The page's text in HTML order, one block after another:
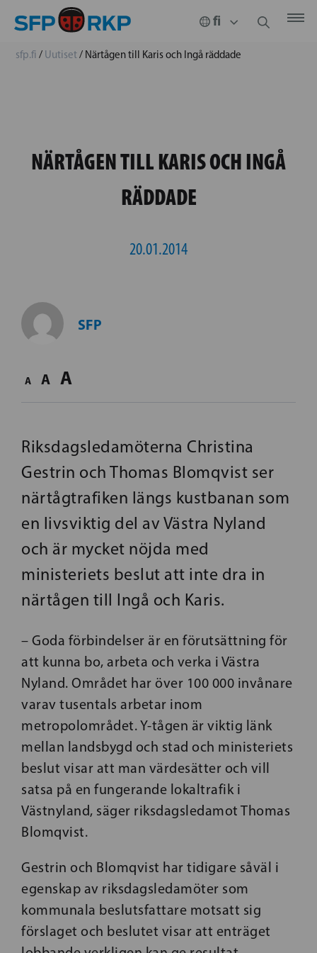
sfp.fi / Uutiset/ Närtågen till Karis och Ingå räddade
NÄRTÅGEN TILL KARIS OCH INGÅ
RÄDDADE
20.01.2014
SFP
A A A
Riksdagsledamöterna Christina
Gestrin och Thomas Blomqvist ser
närtågtrafiken längs kustbanan som
en livsviktig del av Västra Nyland
och är mycket nöjda med
ministeriets beslut att inte dra in
närtågen till Ingå och Karis.
– Goda förbindelser är en förutsättning för
att kunna bo, arbeta och verka i Västra
Nyland. Området har över 100 000 invånare
varav tusentals arbetar inom
metropolområdet. Y-tågen är viktig länk
mellan landsbygd och stad och ministeriets
beslut visar att man värdesätter och vill
satsa på en fungerande lokaltrafik i
Västnyland, säger riksdagsledamot Thomas
Blomqvist.
Gestrin och Blomqvist har tidigare såväl i
egenskap av riksdagsledamöter som
kommunala beslutsfattare motsatt sig
förslaget och beslutet visar att enträget